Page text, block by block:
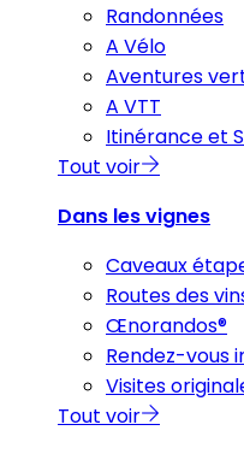
Randonnées
A Vélo
Aventures
A VTT
Itinérance et
Tout voir
Dans les vignes
Caveaux
Routes des
Œnorandos®
Rendez-vous
Visites
Tout voir